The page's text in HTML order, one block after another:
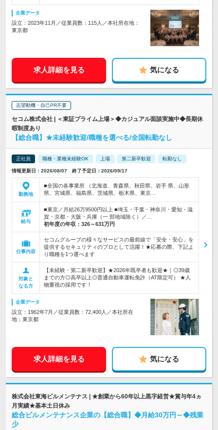
企業データ
設立：2023年11月／従業員数：115人／本社所在地：
東京都
求人詳細を見る 気になる
志望動機・自己PR不要
セコム株式会社 | ＜東証プライム上場＞◆カジュアル面談実施中◆長期休
暇制度あり
【総合職】★未経験歓迎/職種を選べる/全国転勤なし
正社員 職種・業種未経験OK 上場 第二新卒歓迎 転勤なし
情報更新日：2026/08/07 終了予定日：2026/09/17
勤務地
■全国の各事業所 （北海道、青森県、秋田県、岩手 県、山形
県、宮城県、福島県、茨城県、栃木県、東京…
給与
■東京／月給26万9500円以上 ■埼玉・千葉・神奈川・愛知・滋
賀・京都・大阪・兵庫（一 部地域除く）／…
初年度の年収： 326～631万円
仕事内容
セコムグループの様々なサービスの最前線で「安全・安心」を
提供するセキュリティのプロとして活躍！★応募の際、下記よ
り職種を1つ選べます
対象と
なる方
【未経験・第二新卒歓迎】★2026年既卒者も歓迎★｜◎39歳
までの方◎高卒以上◎普通自動車運転免許（AT限定可） ★人
物重視の採用です！
企業データ
設立：1962年7月／従業員数：72,400人／本社所在
地：東京都
求人詳細を見る 気になる
株式会社東海ビルメンテナス | ★創業から60年以上黒字経営★賞与年4ヵ
月実績★基本土日休み
総合ビルメンテナンス企業の【総合職】◆月給30万円～◆残業
少